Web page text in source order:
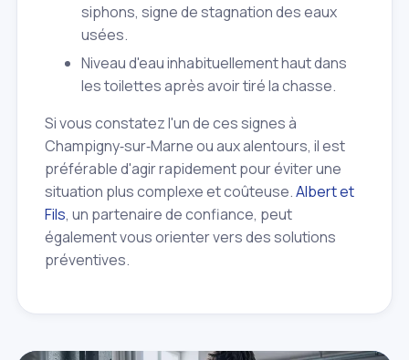
siphons, signe de stagnation des eaux
usées.
Niveau d'eau inhabituellement haut dans
les toilettes après avoir tiré la chasse.
Si vous constatez l'un de ces signes à
Champigny‑sur‑Marne ou aux alentours, il est
préférable d'agir rapidement pour éviter une
situation plus complexe et coûteuse.Albert et
Fils, un partenaire de confiance, peut
également vous orienter vers des solutions
préventives.